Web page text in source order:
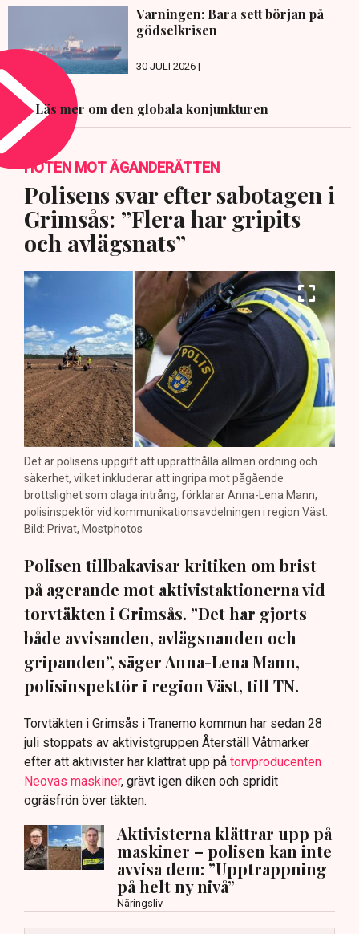
Varningen: Bara sett början på
gödselkrisen
30 JULI 2026 |
Läs mer om den globala konjunkturen
HOTEN MOT ÄGANDERÄTTEN
Polisens svar efter sabotagen i
Grimsås: ”Flera har gripits
och avlägsnats”
Det är polisens uppgift att upprätthålla allmän ordning och
säkerhet, vilket inkluderar att ingripa mot pågående
brottslighet som olaga intrång, förklarar Anna-Lena Mann,
polisinspektör vid kommunikationsavdelningen i region Väst.
Bild: Privat, Mostphotos
Polisen tillbakavisar kritiken om brist
på agerande mot aktivistaktionerna vid
torvtäkten i Grimsås. ”Det har gjorts
både avvisanden, avlägsnanden och
gripanden”, säger Anna-Lena Mann,
polisinspektör i region Väst, till TN.
Torvtäkten i Grimsås i Tranemo kommun har sedan 28
juli stoppats av aktivistgruppen Återställ Våtmarker
efter att aktivister har klättrat upp på torvproducenten
Neovas maskiner, grävt igen diken och spridit
ogräsfrön över täkten.
Aktivisterna klättrar upp på
maskiner – polisen kan inte
avvisa dem: ”Upptrappning
på helt ny nivå”
Näringsliv